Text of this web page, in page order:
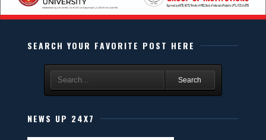
SEARCH YOUR FAVORITE POST HERE
Search
NEWS UP 24X7